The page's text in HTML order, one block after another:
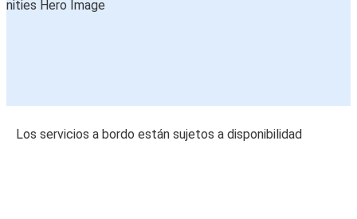
Los servicios a bordo están sujetos a disponibilidad